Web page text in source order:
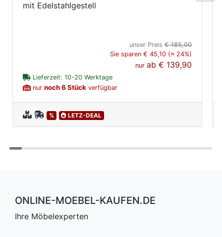
mit Edelstahlgestell
unser Preis€ 185,00
Sie sparen € 45,10 (≈ 24%)
nurab€ 139,90
Lieferzeit: 10-20 Werktage
nur noch 6 Stück verfügbar
% LETZ-DEAL
ONLINE-MOEBEL-KAUFEN.DE
Ihre Möbelexperten